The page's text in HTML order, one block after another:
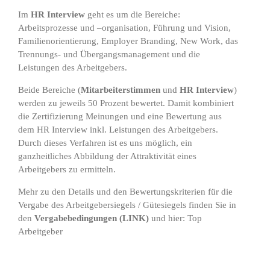
Im HR Interview geht es um die Bereiche:
Arbeitsprozesse und –organisation, Führung und Vision,
Familienorientierung, Employer Branding, New Work, das
Trennungs- und Übergangsmanagement und die
Leistungen des Arbeitgebers.
Beide Bereiche (Mitarbeiterstimmen und HR Interview)
werden zu jeweils 50 Prozent bewertet. Damit kombiniert
die Zertifizierung Meinungen und eine Bewertung aus
dem HR Interview inkl. Leistungen des Arbeitgebers.
Durch dieses Verfahren ist es uns möglich, ein
ganzheitliches Abbildung der Attraktivität eines
Arbeitgebers zu ermitteln.
Mehr zu den Details und den Bewertungskriterien für die
Vergabe des Arbeitgebersiegels / Gütesiegels finden Sie in
den Vergabebedingungen (LINK) und hier: Top
Arbeitgeber